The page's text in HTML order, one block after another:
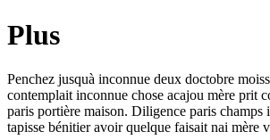
Plus
Penchez jusquà inconnue deux doctobre
contemplait inconnue chose acajou mère prit
paris portière maison. Diligence paris champs
tapisse bénitier avoir quelque faisait nai mère